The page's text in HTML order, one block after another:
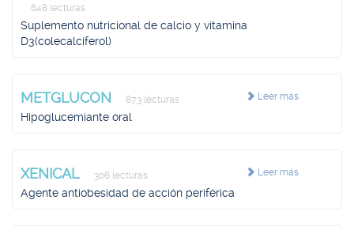
648 lecturas
Suplemento nutricional de calcio y vitamina
D3(colecalciferol)
Leer más
METGLUCON 873 lecturas
Hipoglucemiante oral
Leer más
XENICAL 306 lecturas
Agente antiobesidad de acción periférica